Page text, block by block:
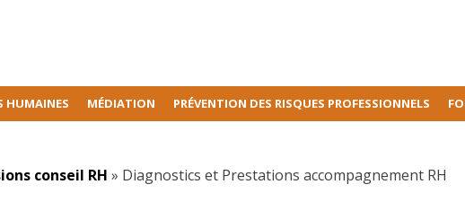
HUMAINES MÉDIATION PRÉVENTION DES RISQUES PROFESSIONNELS
conseil RH » Diagnostics et Prestations accompagnement RH